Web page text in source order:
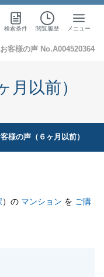
検索条件 閲覧履歴 メニュー
客様の声 No.A004520364
月以前）
様の声（６ヶ月以前）
）の マンション を ご購